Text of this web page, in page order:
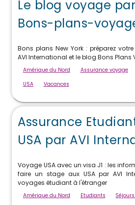
Le blog voyage
Bons-plans-
Bons plans New York : préparez
AVI International et le blog Bons Plans
Amérique du Nord Assurance voyage
USA
Vacances
Assurance
USA par AVI
Voyage USA avec un visa J1 : les
faire un stage aux USA par AVI
voyages étudiant à l'étranger
Amérique du Nord Etudiants